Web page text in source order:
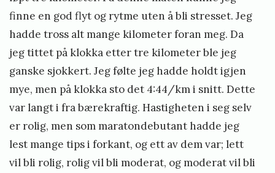
finne en god flyt og rytme uten å bli stresset. Jeg
hadde tross alt mange kilometer foran meg. Da
jeg tittet på klokka etter tre kilometer ble jeg
ganske sjokkert. Jeg følte jeg hadde holdt igjen
mye, men på klokka sto det 4:44/km i snitt. Dette
var langt i fra bærekraftig. Hastigheten i seg selv
er rolig, men som maratondebutant hadde jeg
lest mange tips i forkant, og ett av dem var; lett
vil bli rolig, rolig vil bli moderat, og moderat vil bli